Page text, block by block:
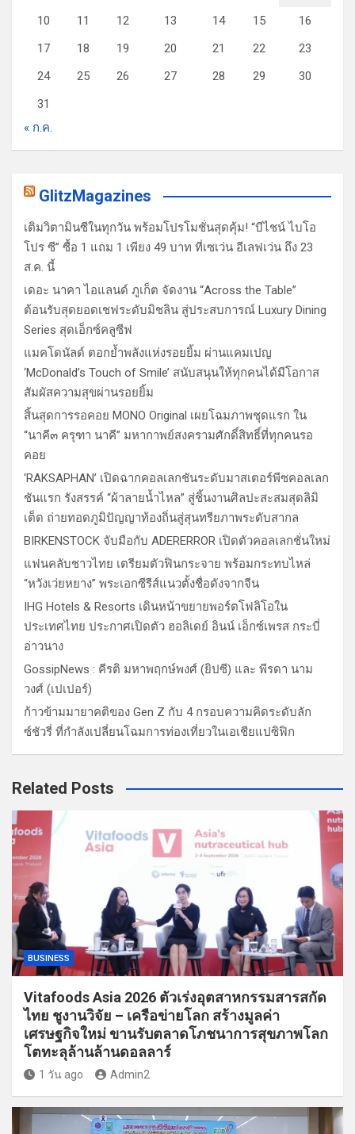
10
11 12 13 14 15
16
17
18 19 20 21 22
23
24
25 26 27 28 29
30
31
« ก.ค.
GlitzMagazines
เติมวิตามินซีในทุกวัน พร้อมโปรโมชั่นสุดคุ้ม! “บีไชน์ ไบโอ
โปร ซี” ซื้อ 1 แถม 1 เพียง 49 บาท ที่เซเว่น อีเลฟเว่น ถึง 23
ส.ค. นี้
เดอะ นาคา ไอแลนด์ ภูเก็ต จัดงาน “Across the Table”
ต้อนรับสุดยอดเชฟระดับมิชลิน สู่ประสบการณ์ Luxury Dining
Series สุดเอ็กซ์คลูซีฟ
แมคโดนัลด์ ตอกย้ำพลังแห่งรอยยิ้ม ผ่านแคมเปญ
‘McDonald’s Touch of Smile’ สนับสนุนให้ทุกคนได้มีโอกาส
สัมผัสความสุขผ่านรอยยิ้ม
สิ้นสุดการรอคอย MONO Original เผยโฉมภาพชุดแรก ใน
“นาคี๓ ครุฑา นาคี” มหากาพย์สงครามศักดิ์สิทธิ์ที่ทุกคนรอ
คอย
‘RAKSAPHAN’ เปิดฉากคอลเลกชันระดับมาสเตอร์พีซคอลเลก
ชันแรก รังสรรค์ “ผ้าลายน้ำไหล” สู่ชิ้นงานศิลปะสะสมสุดลิมิ
เต็ด ถ่ายทอดภูมิปัญญาท้องถิ่นสู่สุนทรียภาพระดับสากล
BIRKENSTOCK จับมือกับ ADERERROR เปิดตัวคอลเลกชั่นใหม่
แฟนคลับชาวไทย เตรียมตัวฟินกระจาย พร้อมกระทบไหล่
“หวังเว่ยหยาง” พระเอกซีรีส์แนวตั้งชื่อดังจากจีน
IHG Hotels & Resorts เดินหน้าขยายพอร์ตโฟลิโอใน
ประเทศไทย ประกาศเปิดตัว ฮอลิเดย์ อินน์ เอ็กซ์เพรส กระบี่
อ่าวนาง
GossipNews : คีรติ มหาพฤกษ์พงศ์ (ยิปซี) และ พีรดา นาม
วงศ์ (เปเปอร์)
ก้าวข้ามมายาคติของ Gen Z กับ 4 กรอบความคิดระดับลัก
ซ์ชัวรี่ ที่กำลังเปลี่ยนโฉมการท่องเที่ยวในเอเชียแปซิฟิก
Related Posts
BUSINESS
Vitafoods Asia 2026 ตัวเร่งอุตสาหกรรมสารสกัด
ไทย ชูงานวิจัย – เครือข่ายโลก สร้างมูลค่า
เศรษฐกิจใหม่ ขานรับตลาดโภชนาการสุขภาพโลก
โตทะลุล้านล้านดอลลาร์
1 วัน ago Admin2